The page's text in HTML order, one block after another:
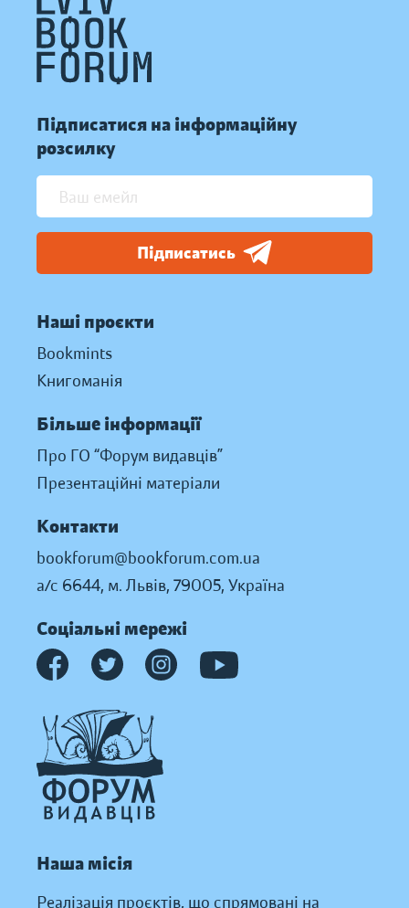
Підписатися на інформаційну
розсилку
Підписатись
Наші проєкти
Bookmints
Книгоманія
Більше інформації
Про ГО “Форум видавців”
Презентаційні матеріали
Контакти
bookforum@bookforum.com.ua
а/с 6644, м. Львів, 79005, Україна
Соціальні мережі
Наша місія
Реалізація проєктів, що спрямовані на